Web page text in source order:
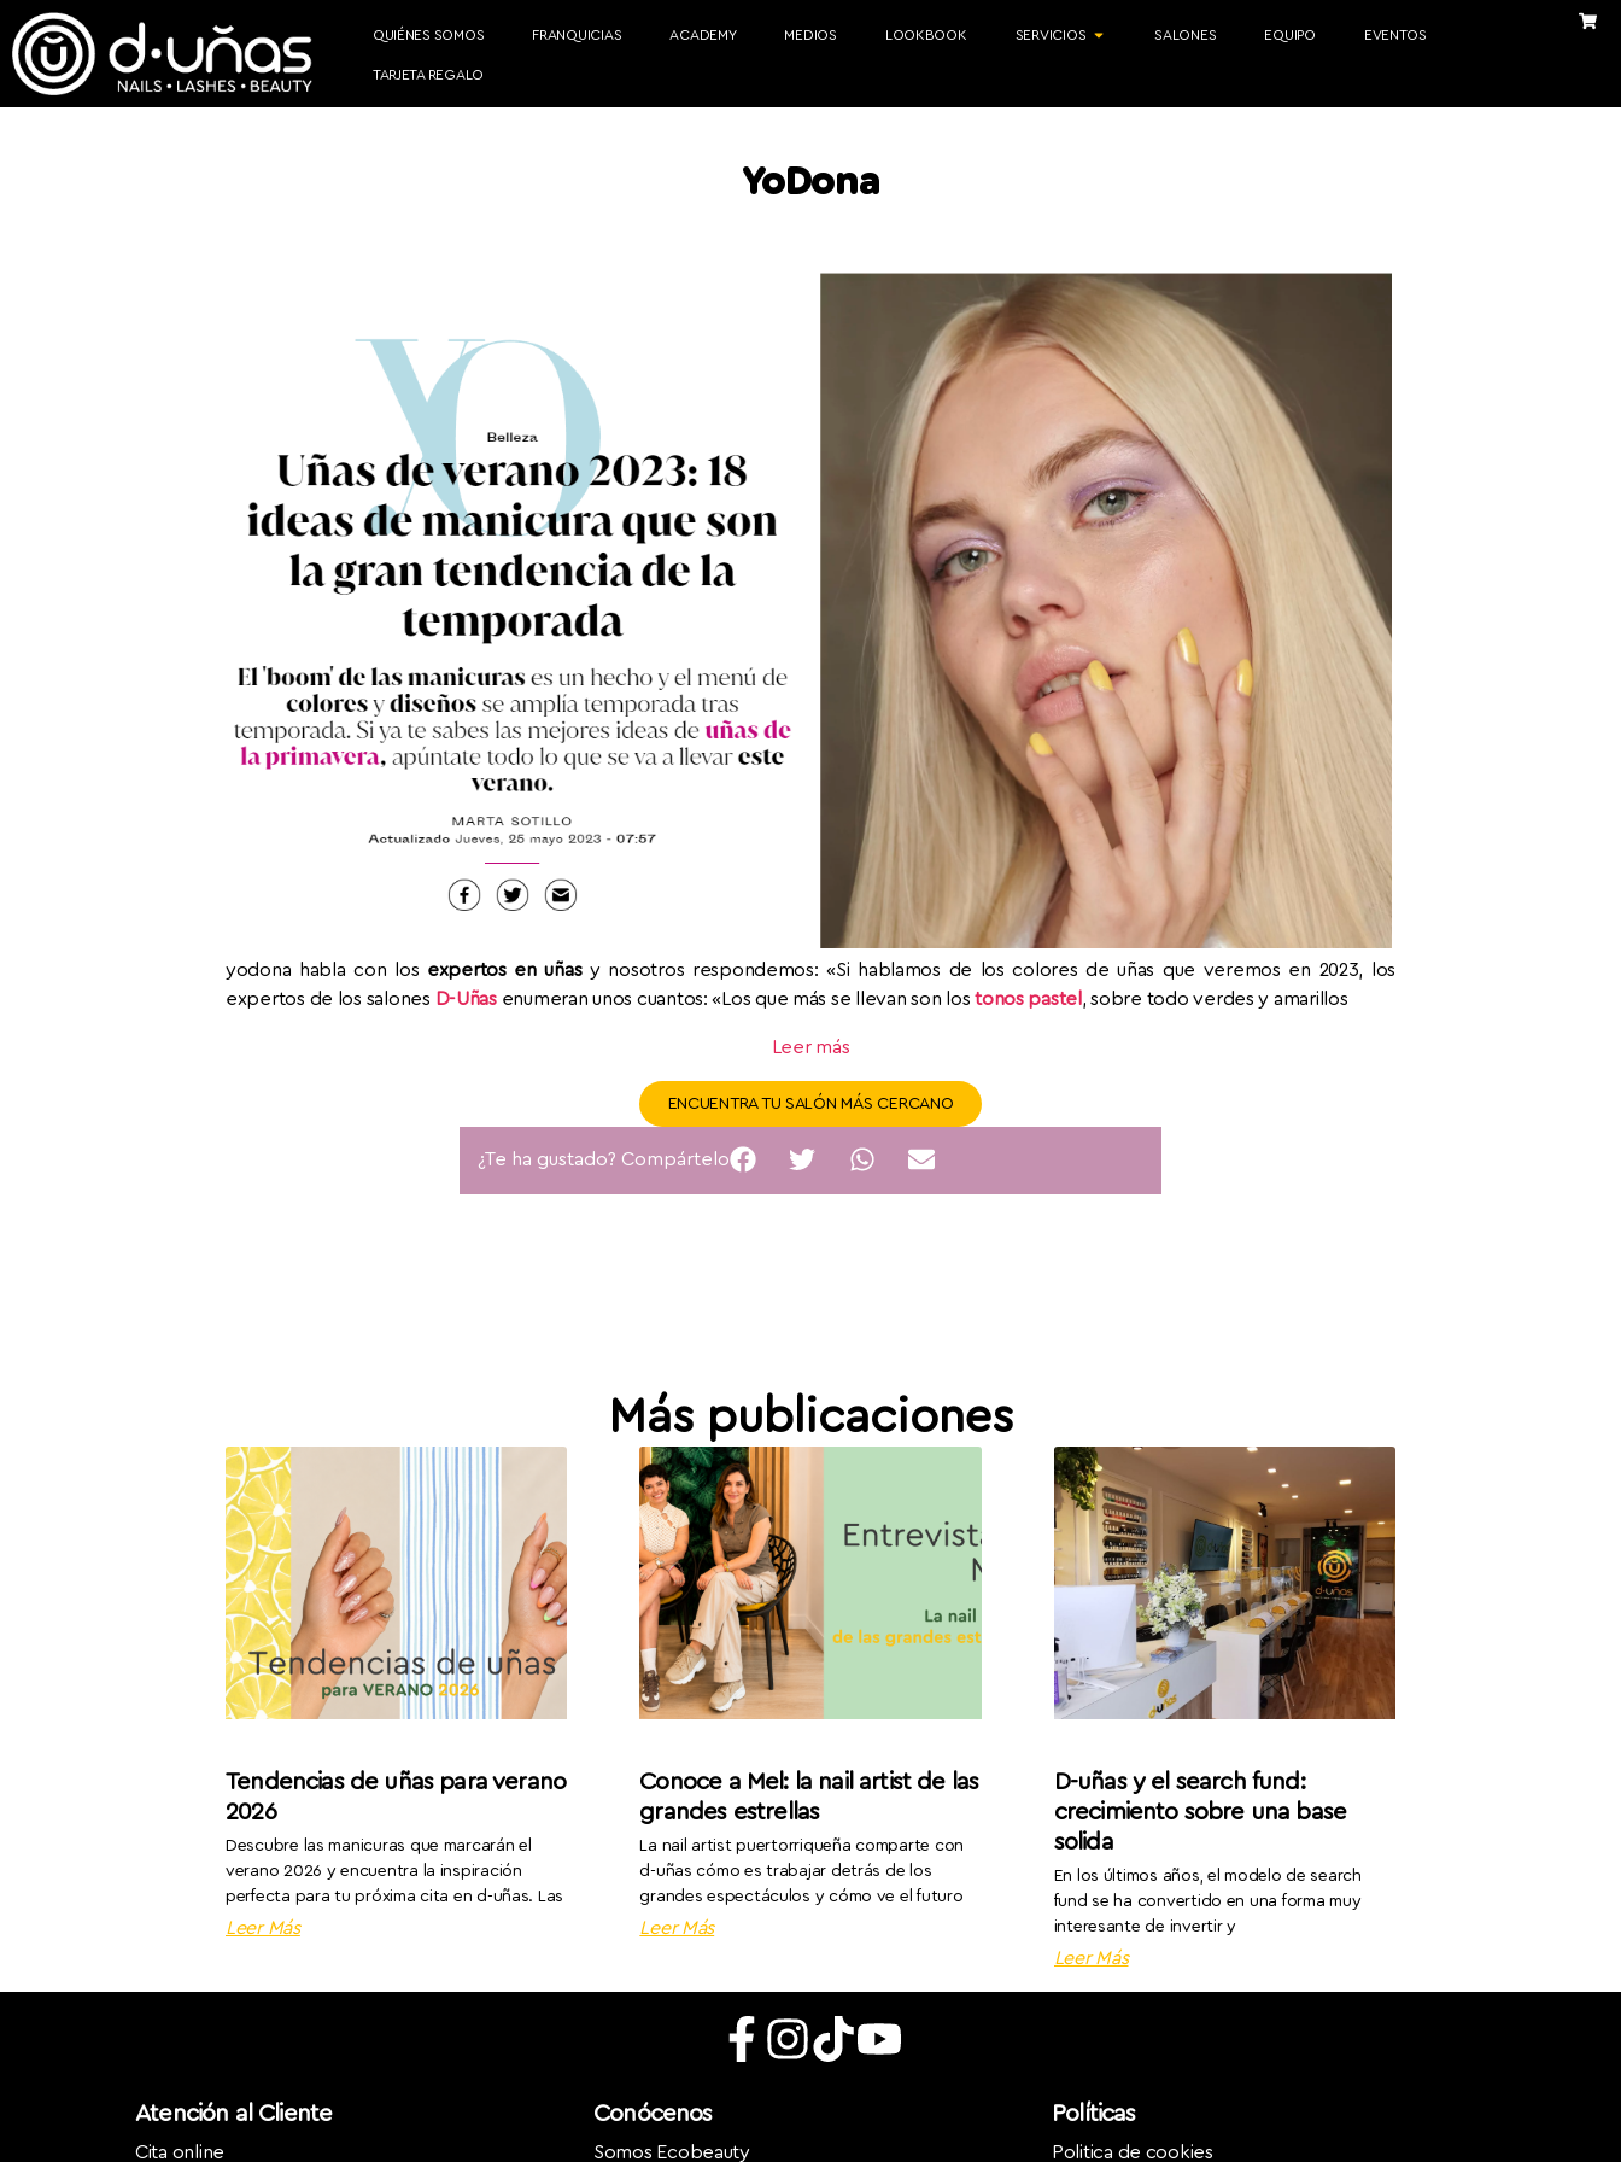
QUIÉNES SOMOS FRANQUICIAS ACADEMY MEDIOS LOOKBOOK SERVICIOS SALONES EQUIPO EVENTOS
TARJETA REGALO
YoDona
yodona habla con los expertos en uñasy nosotros respondemos: «Si hablamos de los colores de uñas que veremos en 2023, los
expertos de los salones D-Uñasenumeran unos cuantos: «Los que más se llevan son lostonos pastel, sobre todo verdes y amarillos
Leer más
ENCUENTRA TU SALÓN MÁS CERCANO
¿Te ha gustado? Compártelo
Más publicaciones
Tendencias de uñas para verano
2026
Descubre las manicuras que marcarán el
verano 2026 y encuentra la inspiración
perfecta para tu próxima cita en d-uñas. Las
Leer Más
Conoce a Mel: la nail artist de las
grandes estrellas
La nail artist puertorriqueña comparte con
d-uñas cómo es trabajar detrás de los
grandes espectáculos y cómo ve el futuro
Leer Más
D-uñas y el search fund:
crecimiento sobre una base
solida
En los últimos años, el modelo de search
fund se ha convertido en una forma muy
interesante de invertir y
Leer Más
Atención al Cliente
Cita online
Conócenos
Somos Ecobeauty
Políticas
Politica de cookies